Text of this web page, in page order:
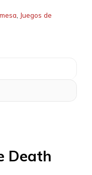
Juegos de
Death